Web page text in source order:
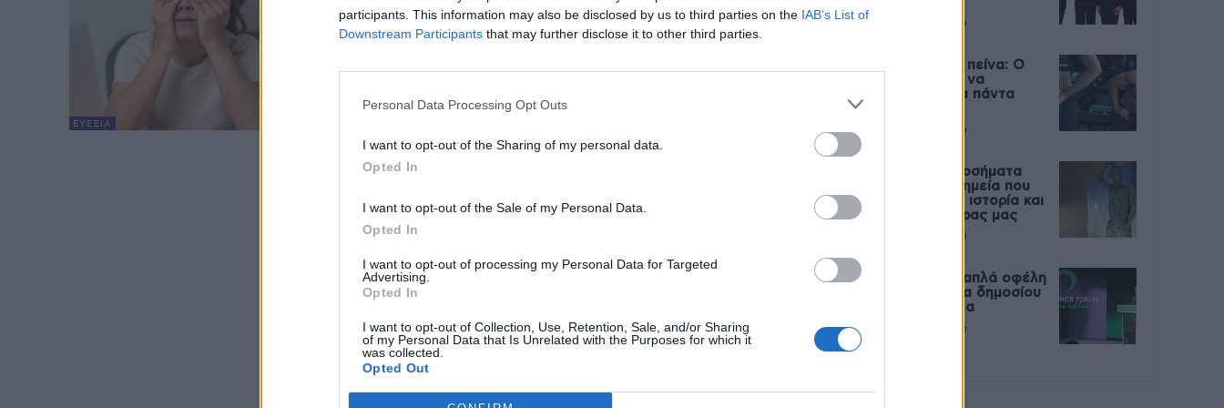
participants. This information may also be disclosed by us to third parties on the IAB’s List of
Downstream Participants that may further disclose it to other third parties.
Personal Data Processing Opt Outs
I want to opt-out of the Sharing of my personal data.
Opted In
I want to opt-out of the Sale of my Personal Data.
Opted In
I want to opt-out of processing my Personal Data for Targeted
Advertising.
Opted In
I want to opt-out of Collection, Use, Retention, Sale, and/or Sharing
of my Personal Data that Is Unrelated with the Purposes for which it
was collected.
Opted Out
ΕΥΕΞΊΑ
προβλήματα στον χώρο εργασίας
ψυχική υγεία στον χώρο εργασίας. Καθώς οι εργαζόμενοι
27 Φεβρουαρίου 2026
Μεταπροπονητική πείνα: Ο
λόγος που θέλεις να
καταβροχθίσεις τα πάντα
μετά την άσκηση
27 Φεβρουαρίου 2026
Ωρίων – Σπάνια νοσήματα
συνδέονται με μνημεία που
διαμόρφωσαν την ιστορία και
το πνεύμα της χώρας μας
27 Φεβρουαρίου 2026
Γεωργιάδης: Πολλαπλά οφέλη
από τη συνεργασία δημοσίου
και ιδιωτικού τομέα
27 Φεβρουαρίου 2026